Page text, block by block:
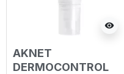
visibility
AKNET
DERMOCONTROL